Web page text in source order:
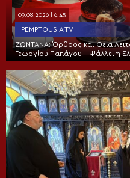
09.08.2026 | 6:45
PEMPTOUSIA TV
ΖΩΝΤΑΝΑ: Όρθρος και Θεία
Γεωργίου Παπάγου – Ψάλλει η